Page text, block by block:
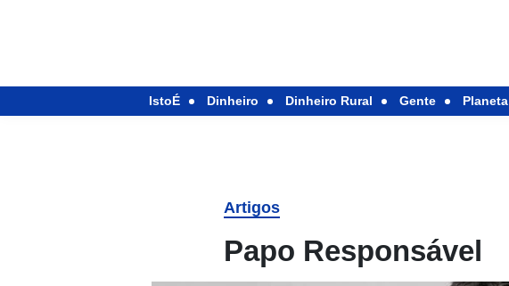
IstoÉ Dinheiro Dinheiro Rural Gente Planeta
Artigos
Papo Responsável